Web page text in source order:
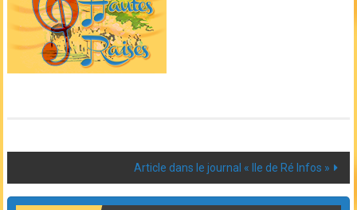
navigation
Article dans le journal « Ile de Ré Infos »